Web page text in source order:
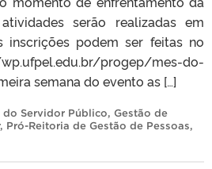
serão realizadas em
inscrições podem ser feitas no
progep/mes-do-
semana do evento as […]
do Servidor Público, Gestão de
, Pró-Reitoria de Gestão de Pessoas,